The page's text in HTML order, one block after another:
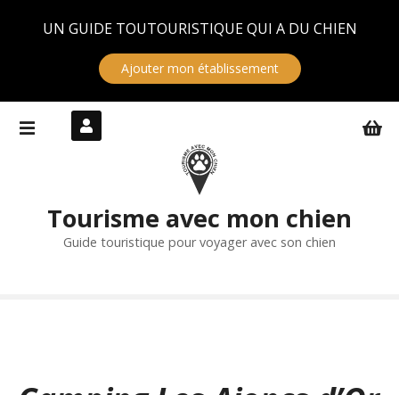
UN GUIDE TOUTOURISTIQUE QUI A DU CHIEN
Ajouter mon établissement
Tourisme avec mon chien
Guide touristique pour voyager avec son chien